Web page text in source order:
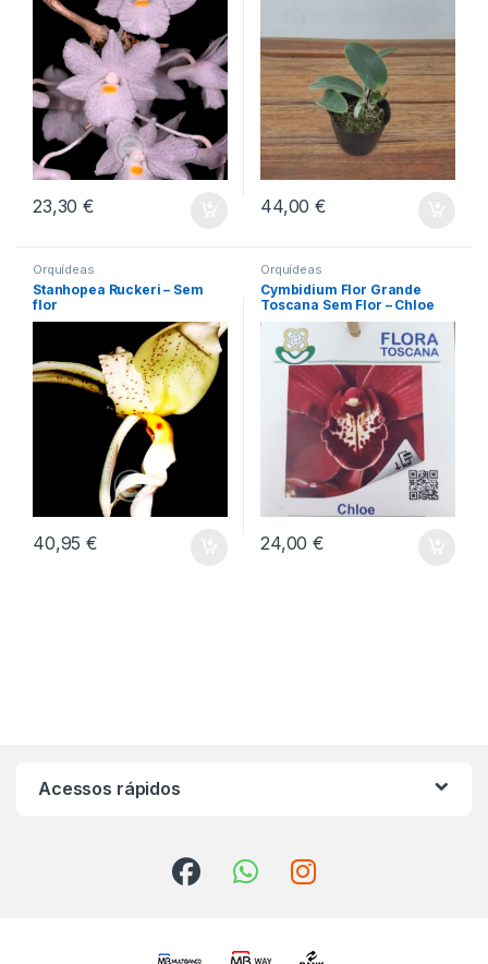
23,30€ 44,00€
Orquídeas
Stanhopea Ruckeri – Sem
flor
40,95€
Orquídeas
Cymbidium Flor Grande
Toscana Sem Flor – Chloe
24,00€
Acessos rápidos